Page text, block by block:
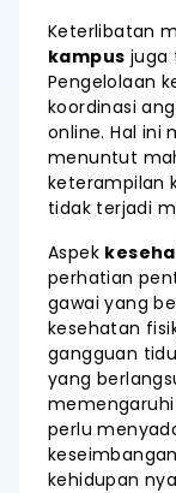
Keterlibatan
kampus juga
Pengelolaan
koordinasi
online. Hal ini
menuntut
keterampilan
tidak terjadi
Aspek
perhatian
gawai yang
kesehatan
gangguan
yang
perlu
kehidupan